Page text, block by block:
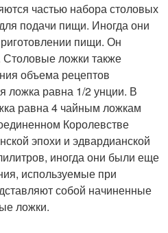
частью набора столовых
подачи пищи. Иногда они
пищи. Он
Столовые ложки также
объема рецептов
ложка равна 1/2 унции. В
равна 4 чайным ложкам
Королевстве
эпохи и эдвардианской
иногда они были еще
используемые при
собой начиненные
ложки.